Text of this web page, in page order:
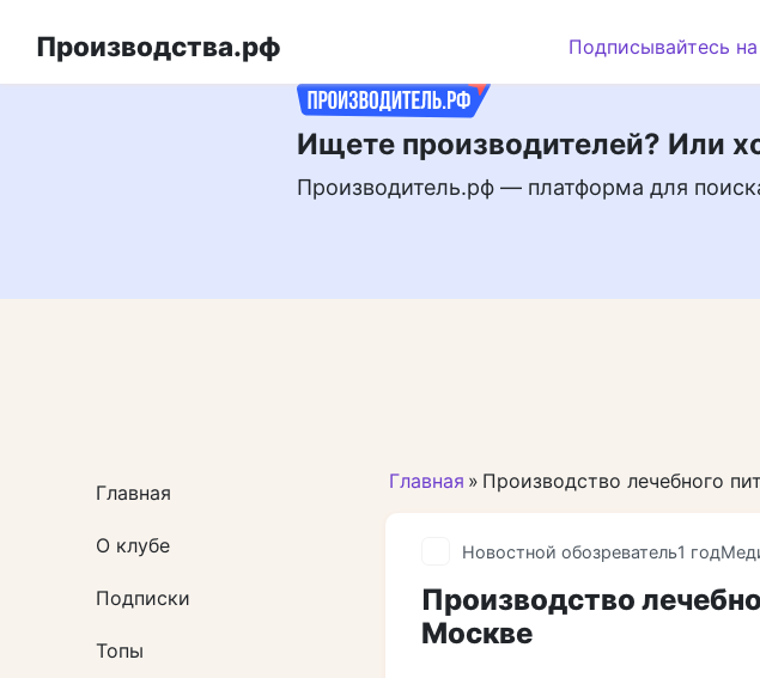
Ищете производителей? Или
Производитель.рф — платформа для
Производства.рф Подписывайтесь
Главная » Производство лечебного
Новостной обозреватель1 год
Производство
Москве
Главная
О клубе
Подписки
Топы